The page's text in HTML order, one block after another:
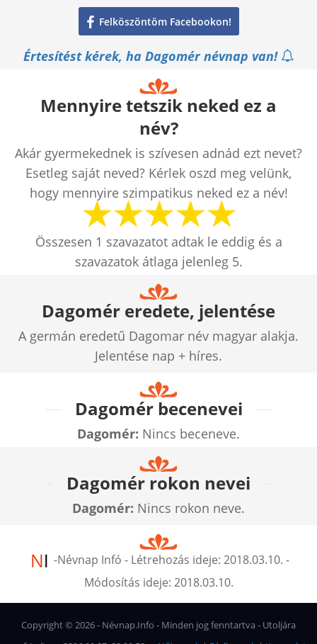
Felköszöntöm Facebookon!
Értesítést kérek, ha Dagomér névnap van!
Mennyire tetszik neked ez a
név?
Akár gyermekednek is szívesen adnád ezt nevet?
Esetleg saját neved? Kérlek oszd meg velünk,
hogy mennyire szimpatikus neked ez a név!
Összesen 1 szavazatot adtak le eddig és a
szavazatok átlaga jelenleg 5.
Dagomér eredete, jelentése
A germán eredetű Dagomar név magyar alakja.
Jelentése nap + híres.
Dagomér becenevei
Dagomér: Nincs beceneve.
Dagomér rokon nevei
Dagomér: Nincs rokon neve.
-Névnap Infó - Létrehozás ideje: 2018.03.10. -
Módosítás ideje: 2018.03.10.
Copyright © 2026- Névnap.Info - Minden jog fenntartva - Utoljára